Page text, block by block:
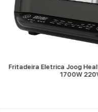
VER
Fritadeira Eletrica Joog
1700W